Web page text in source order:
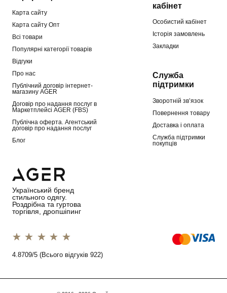
Карта сайту
Карта сайту Опт
Всі товари
Популярні категорії товарів
Відгуки
Про нас
Публічний договір інтернет-
магазину AGER
Договір про надання послуг в
Маркетплейсі AGER (FBS)
Публічна оферта. Агентський
договір про надання послуг
Блог
кабінет
Особистий кабінет
Історія замовлень
Закладки
Служба
підтримки
Зворотній зв’язок
Повернення товару
Доставка і оплата
Служба підтримки
покупців
Український бренд
стильного одягу.
Роздрібна та гуртова
торгівля, дропшіпинг
1 star
2 stars
3 stars
4 stars
5 stars
4.8709/5 (Всього відгуків 922)